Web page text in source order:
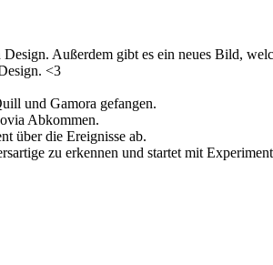
Design. Außerdem gibt es ein neues Bild,
<3
und Gamora gefangen.
Abkommen.
über die Ereignisse ab.
zu erkennen und startet mit